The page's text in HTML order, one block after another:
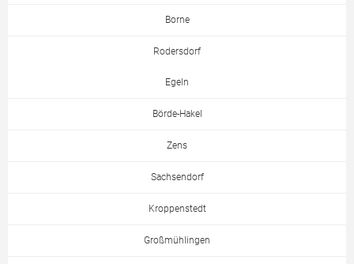
Borne
Rodersdorf
Egeln
Börde-Hakel
Zens
Sachsendorf
Kroppenstedt
Großmühlingen